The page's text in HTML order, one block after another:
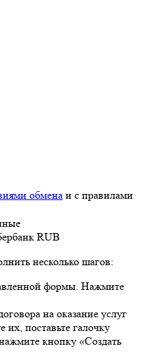
обмена и с правилами
RUB
несколько шагов:
формы. Нажмите
на оказание услуг
поставьте галочку
кнопку «Создать